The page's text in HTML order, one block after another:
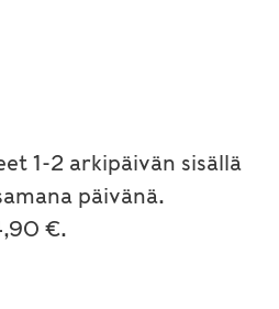
1-2 arkipäivän sisällä
päivänä.
€.